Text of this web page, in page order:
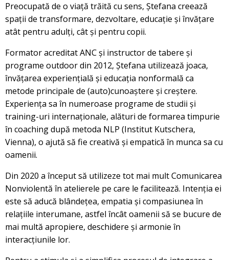
Preocupată de o viață trăită cu sens, Ștefana creează
spații de transformare, dezvoltare, educație și învățare
atât pentru adulți, cât și pentru copii.
Formator acreditat ANC și instructor de tabere și
programe outdoor din 2012, Ștefana utilizează joaca,
învățarea experiențială și educația nonformală ca
metode principale de (auto)cunoaștere și creștere.
Experiența sa în numeroase programe de studii și
training-uri internaționale, alături de formarea timpurie
în coaching după metoda NLP (Institut Kutschera,
Vienna), o ajută să fie creativă și empatică în munca sa cu
oamenii.
Din 2020 a început să utilizeze tot mai mult Comunicarea
Nonviolentă în atelierele pe care le facilitează. Intenția ei
este să aducă blândețea, empatia și compasiunea în
relațiile interumane, astfel încât oamenii să se bucure de
mai multă apropiere, deschidere și armonie în
interacțiunile lor.